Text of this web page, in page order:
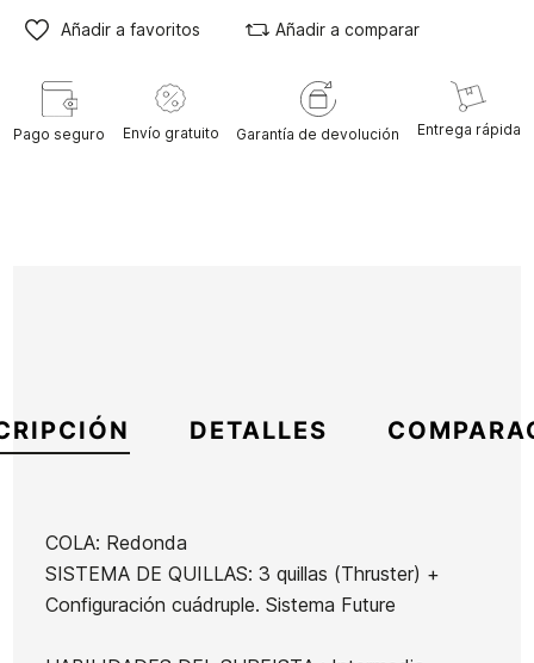
Añadir a favoritos Añadir a comparar
Pago seguro Envío gratuito Garantía de devolución Entrega rápida
DETALLES
COLA: Redonda
SISTEMA DE QUILLAS: 3 quillas (Thruster) +
Configuración cuádruple. Sistema Future
Marca Flowt
En stock 3 Artículos